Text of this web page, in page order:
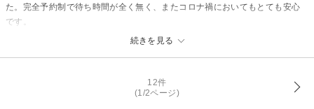
続きを見る
た。完全予約制で待ち時間が全く無く、またコロナ禍においてもとても安心
です。
げます。またのご来店をお待ちしております。
12件
(1/2ページ)